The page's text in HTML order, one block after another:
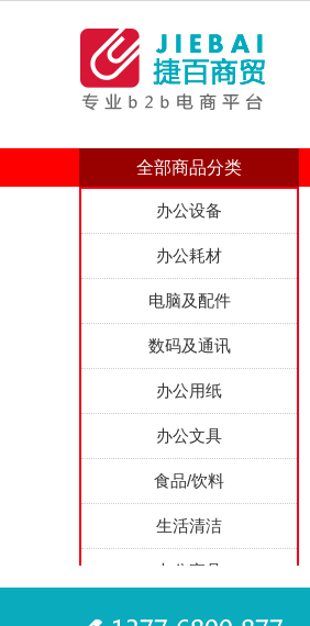
全部商品分类
办公设备
办公耗材
电脑及配件
数码及通讯
办公用纸
办公文具
食品/饮料
生活清洁
办公家具
家用电器